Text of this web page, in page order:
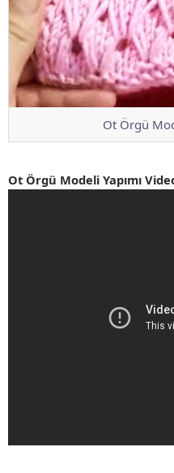
Ot Örgü
Ot Örgü Modeli Yapımı